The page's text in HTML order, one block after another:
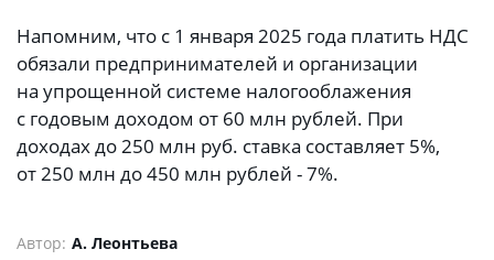
Напомним, что с 1 января 2025 года платить НДС
обязали предпринимателей и организации
на упрощенной системе налогооблажения
с годовым доходом от 60 млн рублей. При
доходах до 250 млн руб. ставка составляет 5%,
от 250 млн до 450 млн рублей - 7%.
Автор: А. Леонтьева